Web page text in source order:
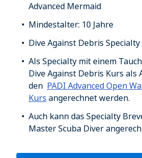
Advanced Mermaid
Mindestalter: 10 Jahre
Dive Against Debris
Als Specialty mit einem
Dive Against Debris Kurs als
den PADI Advanced Open
Kurs angerechnet werden.
Auch kann das Specialty
Master Scuba Diver